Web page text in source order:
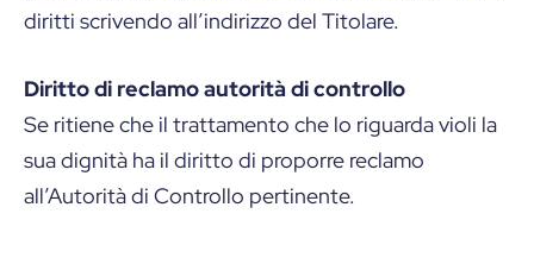
diritti scrivendo all’indirizzo del Titolare.
Diritto di reclamo autorità di controllo
Se ritiene che il trattamento che lo riguarda violi la
sua dignità ha il diritto di proporre reclamo
all’Autorità di Controllo pertinente.